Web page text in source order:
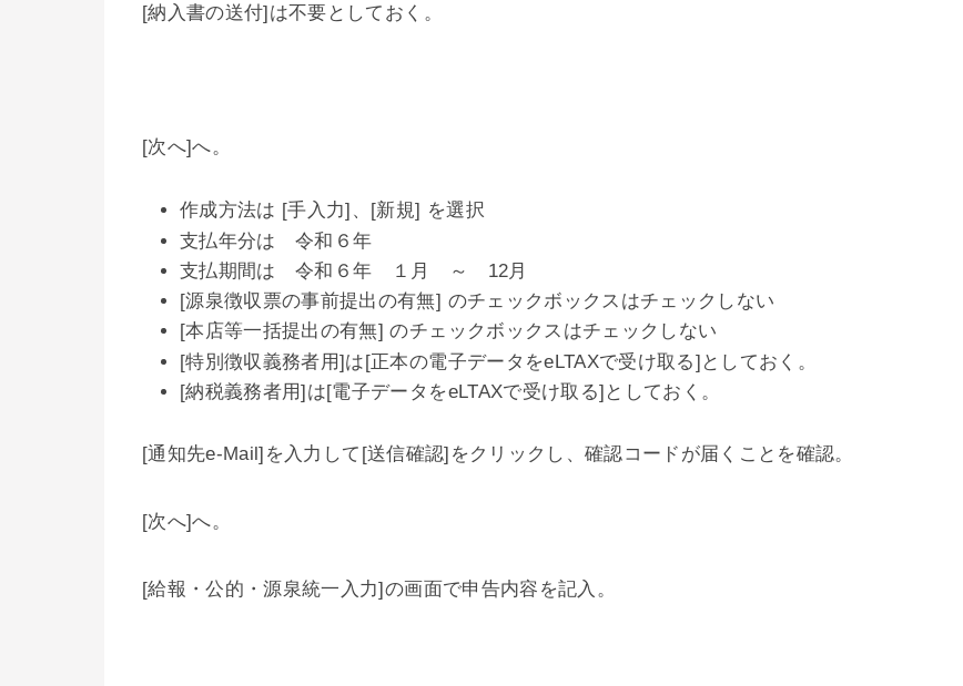
[納入書の送付]は不要としておく。
[次へ]へ。
作成方法は [手入力]、[新規] を選択
支払年分は 令和６年
支払期間は 令和６年 １月 ～ 12月
[源泉徴収票の事前提出の有無] のチェックボックスはチェックしない
[本店等一括提出の有無] のチェックボックスはチェックしない
[特別徴収義務者用]は[正本の電子データをeLTAXで受け取る]としておく。
[納税義務者用]は[電子データをeLTAXで受け取る]としておく。
[通知先e-Mail]を入力して[送信確認]をクリックし、確認コードが届くことを確認。
[次へ]へ。
[給報・公的・源泉統一入力]の画面で申告内容を記入。